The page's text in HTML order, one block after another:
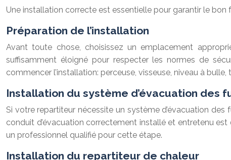
Une installation correcte est essentielle pour garantir le
Préparation de l’installation
Avant toute chose, choisissez un emplacement
suffisamment éloigné pour respecter les normes de
commencer l’installation: perceuse, visseuse, niveau à
Installation du système d’évacuation des
Si votre repartiteur nécessite un système d’évacuation
conduit d’évacuation correctement installé et entretenu
un professionnel qualifié pour cette étape.
Installation du repartiteur de chaleur